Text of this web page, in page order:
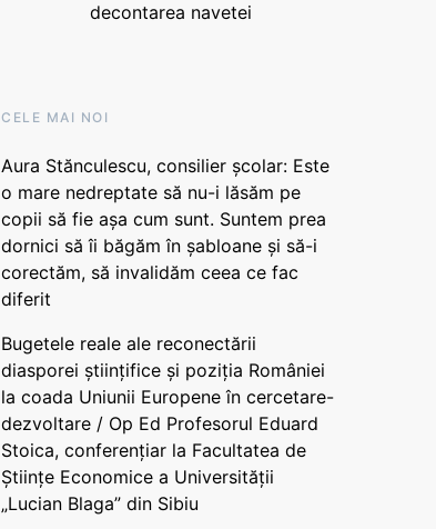
decontarea navetei
CELE MAI NOI
Aura Stănculescu, consilier școlar: Este
o mare nedreptate să nu-i lăsăm pe
copii să fie așa cum sunt. Suntem prea
dornici să îi băgăm în șabloane și să-i
corectăm, să invalidăm ceea ce fac
diferit
Bugetele reale ale reconectării
diasporei științifice și poziția României
la coada Uniunii Europene în cercetare-
dezvoltare / Op Ed Profesorul Eduard
Stoica, conferențiar la Facultatea de
Științe Economice a Universității
„Lucian Blaga” din Sibiu